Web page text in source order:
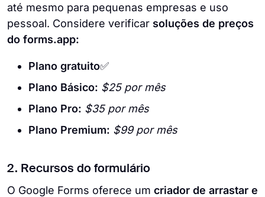
até mesmo para pequenas empresas e uso
pessoal. Considere verificar soluções de preços
do forms.app:
Plano gratuito✅
Plano Básico: $25 por mês
Plano Pro: $35 por mês
Plano Premium: $99 por mês
2. Recursos do formulário
O Google Forms oferece um criador de arrastar e